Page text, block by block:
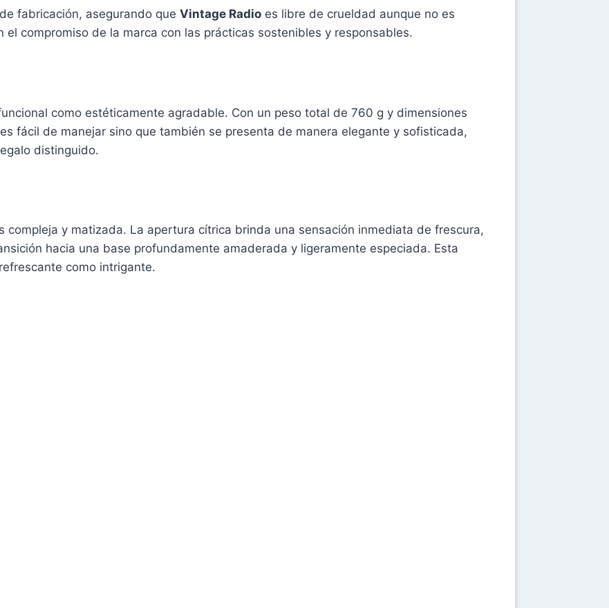
fabricación, asegurando que Vintage Radio es libre de crueldad aunque no es
compromiso de la marca con las prácticas sostenibles y responsables.
como estéticamente agradable. Con un peso total de 760 g y dimensiones
fácil de manejar sino que también se presenta de manera elegante y sofisticada,
distinguido.
compleja y matizada. La apertura cítrica brinda una sensación inmediata de frescura,
hacia una base profundamente amaderada y ligeramente especiada. Esta
como intrigante.